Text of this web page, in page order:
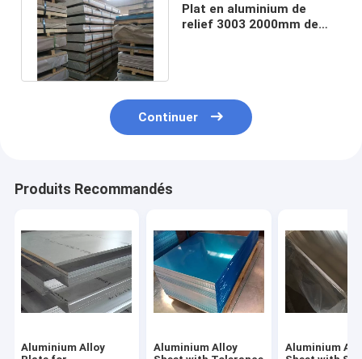
Plat en aluminium de
relief 3003 2000mm de
Continuer
Produits Recommandés
Aluminium Alloy
Aluminium Alloy
Aluminium